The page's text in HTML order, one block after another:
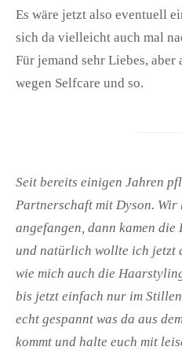
Es wäre jetzt also eventuell
sich da vielleicht auch mal
Für jemand sehr Liebes,
wegen Selfcare und so.
Seit bereits einigen Jahren
Partnerschaft mit Dyson. Wir
angefangen, dann kamen
und natürlich wollte ich jetzt
wie mich auch die
bis jetzt einfach nur im
echt gespannt was da aus
kommt und halte euch mit